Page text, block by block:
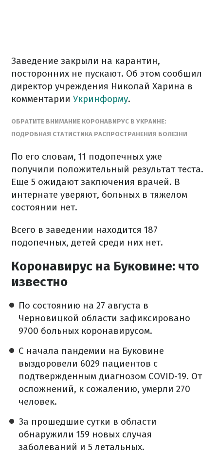
Заведение закрыли на карантин,
посторонних не пускают. Об этом сообщил
директор учреждения Николай Харина в
комментарии Укринформу.
ОБРАТИТЕ ВНИМАНИЕ КОРОНАВИРУС В УКРАИНЕ:
ПОДРОБНАЯ СТАТИСТИКА РАСПРОСТРАНЕНИЯ БОЛЕЗНИ
По его словам, 11 подопечных уже
получили положительный результат теста.
Еще 5 ожидают заключения врачей. В
интернате уверяют, больных в тяжелом
состоянии нет.
Всего в заведении находится 187
подопечных, детей среди них нет.
Коронавирус на Буковине: что
известно
По состоянию на 27 августа в
Черновицкой области зафиксировано
9700 больных коронавирусом.
С начала пандемии на Буковине
выздоровели 6029 пациентов с
подтвержденным диагнозом COVID-19. От
осложнений, к сожалению, умерли 270
человек.
За прошедшие сутки в области
обнаружили 159 новых случая
заболеваний и 5 летальных.